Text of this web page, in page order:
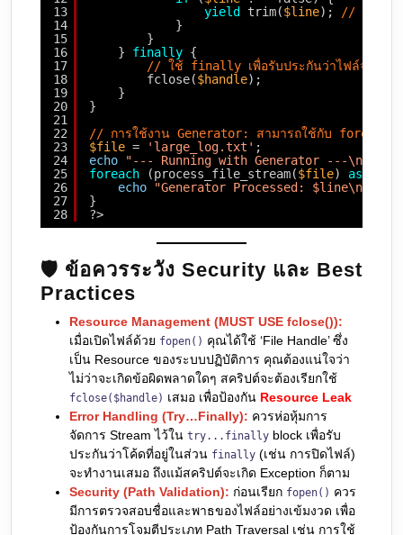
13
14
15
16
17
18
19
20
21
22
23
24
25
26
27
28
yield
trim($line); // Yield
}
}
} finally {
// ใช้ finally เพื่อรับประกันว่าไฟล์จะถูกปิ
fclose($handle);
}
}
// การใช้งาน Generator: สามารถใช้กับ foreach
$file = 'large_log.txt' ;
echo
"--- Running with Generator ---\n"
foreach
(process_file_stream($file) as
echo
"Generator Processed: $line\n"
}
?>
🛡️ ข้อควรระวัง Security และ Best
Practices
Resource Management (MUST USE fclose()):
เมื่อเปิดไฟล์ด้วย fopen() คุณได้ใช้ ‘File Handle’ ซึ่ง
เป็น Resource ของระบบปฏิบัติการ คุณต้องแน่ใจว่า
ไม่ว่าจะเกิดข้อผิดพลาดใดๆ สคริปต์จะต้องเรียกใช้
fclose($handle) เสมอ เพื่อป้องกัน Resource Leak
Error Handling (Try…Finally): ควรห่อหุ้มการ
จัดการ Stream ไว้ใน try...finally block เพื่อรับ
ประกันว่าโค้ดที่อยู่ในส่วน finally (เช่น การปิดไฟล์)
จะทำงานเสมอ ถึงแม้สคริปต์จะเกิด Exception ก็ตาม
Security (Path Validation): ก่อนเรียก fopen() ควร
มีการตรวจสอบชื่อและพาธของไฟล์อย่างเข้มงวด เพื่อ
ป้องกันการโจมตีประเภท Path Traversal เช่น การใช้